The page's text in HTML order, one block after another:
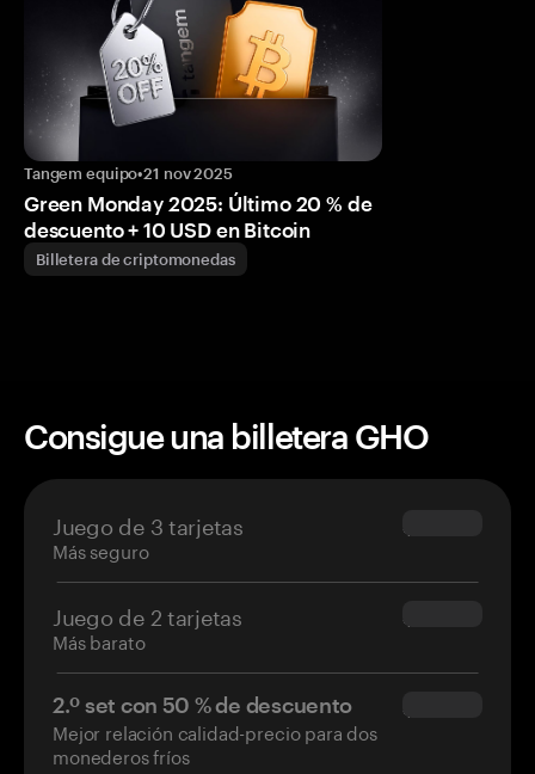
Tangem equipo•21 nov 2025
Green Monday 2025: Último 20 % de
descuento + 10 USD en Bitcoin
Billetera de criptomonedas
Consigue una billetera GHO
Juego de 3 tarjetas
Más seguro
$69.90
Juego de 2 tarjetas
Más barato
$54.90
2.º set con 50 % de descuento
Mejor relación calidad-precio para dos
monederos fríos
$34.95